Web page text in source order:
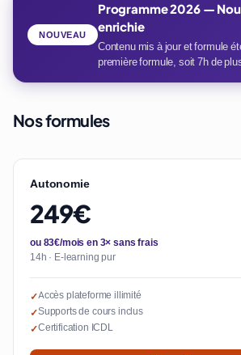
Programme 2026 —
enrichie
Contenu mis à jour et formule
première formule, soit 7h de
NOUVEAU
Nos formules
Autonomie
249€
ou 83€/mois en 3× sans frais
14h · E-learning pur
✓Accès plateforme illimité
✓Supports de cours inclus
✓Certification ICDL